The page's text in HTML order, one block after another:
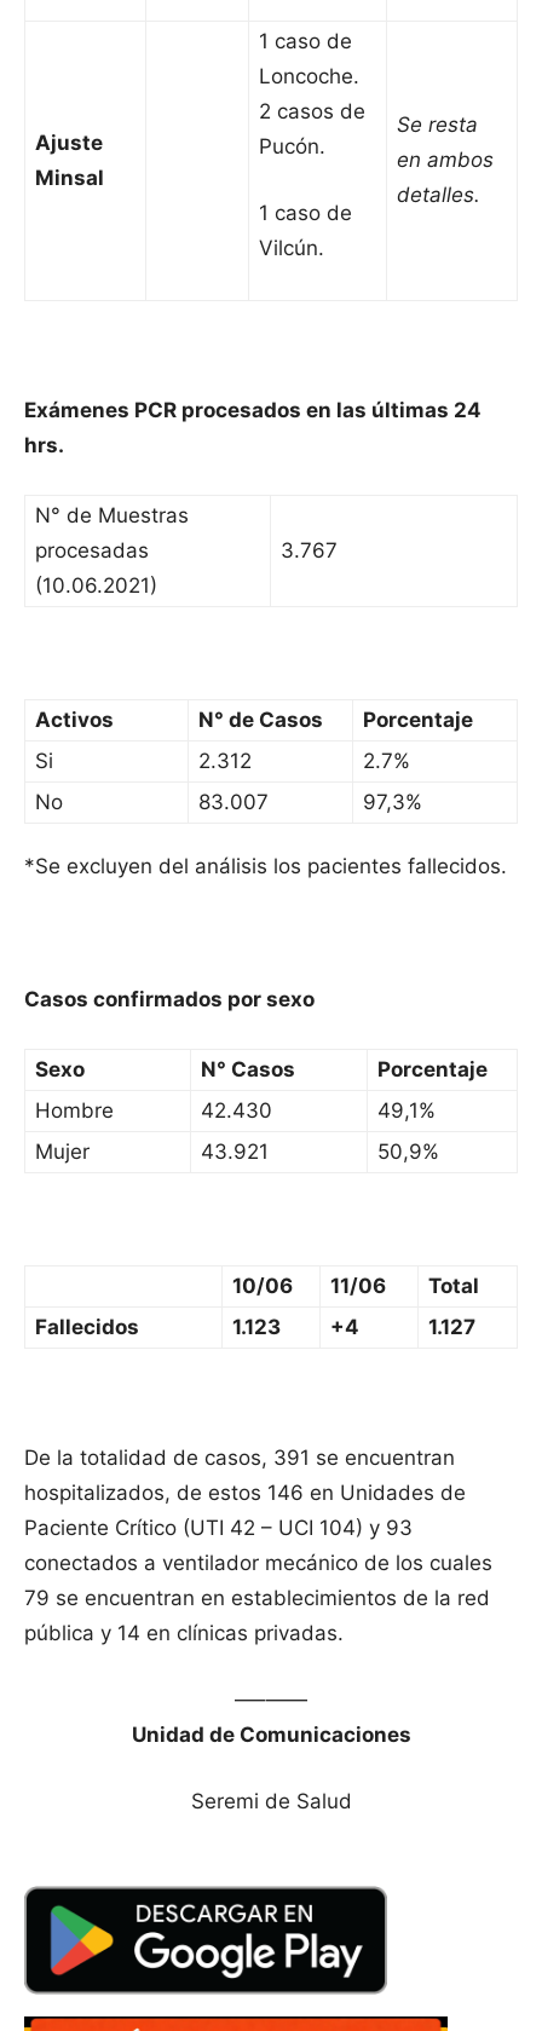
Ajuste
Minsal
1 caso de
Loncoche.
2 casos de
Pucón.
1 caso de
Vilcún.
Se resta
en ambos
detalles.
Exámenes PCR procesados en las últimas 24
hrs.
N° de Muestras
procesadas
(10.06.2021)
3.767
Activos N° de Casos
Porcentaje
Si
2.312
2.7%
No
83.007 97,3%
*Se excluyen del análisis los pacientes fallecidos.
Casos confirmados por sexo
Sexo N° Casos
Porcentaje
Hombre
42.430
49,1%
Mujer
43.921 50,9%
10/06 11/06
Total
Fallecidos
1.123 +4 1.127
De la totalidad de casos, 391 se encuentran
hospitalizados, de estos 146 en Unidades de
Paciente Crítico (UTI 42 – UCI 104) y 93
conectados a ventilador mecánico de los cuales
79 se encuentran en establecimientos de la red
pública y 14 en clínicas privadas.
—–——
Unidad de Comunicaciones
Seremi de Salud